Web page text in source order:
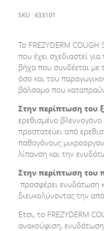
SKU : 433101
Το FREZYDERM COUGH
που έχει σχεδιαστεί
βήχα που συνδέεται
όσο και του
βάλσαμο που
Στην περίπτωση του
ερεθισμένο
προστατεύει από
παθογόνους
λίπανση και την
Στην περίπτωση του
προσφέρει ενυδάτωση
διευκολύνοντας την
Έτσι, το FREZYDERM
ανακούφιση,